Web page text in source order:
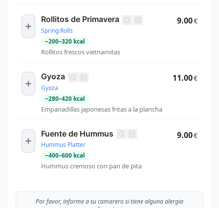
Rollitos de Primavera
Spring Rolls
~200–320 kcal
Rollitos frescos vietnamitas
9.00€
Gyoza
Gyoza
~280–420 kcal
Empanadillas japonesas fritas a la plancha
11.00€
Fuente de Hummus
Hummus Platter
~400–600 kcal
Hummus cremoso con pan de pita
9.00€
Por favor, informe a su camarero si tiene alguna alergia